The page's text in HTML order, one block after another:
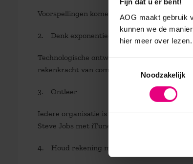
AOG maakt gebruik
kunnen we de
hier meer over
Noodzakelijk
Voorspellingen komen alleen uit als er niets
2. Denk exponentieel
Technologische ontwikkelingen als ICT
rekenkracht van computers iedere 2 jaar
3. Ontleer
Iedere organisatie is gevangen in een
Steve Jobs met iTunes de muziekwereld op
4. Houd rekening met het onverwachte.